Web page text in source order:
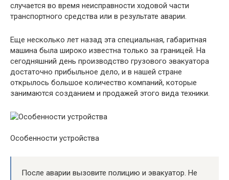
случается во время неисправности ходовой части
транспортного средства или в результате аварии.
Еще несколько лет назад эта специальная, габаритная
машина была широко известна только за границей. На
сегодняшний день производство грузового эвакуатора
достаточно прибыльное дело, и в нашей стране
открылось большое количество компаний, которые
занимаются созданием и продажей этого вида техники.
Особенности устройства
После аварии вызовите полицию и эвакуатор. Не